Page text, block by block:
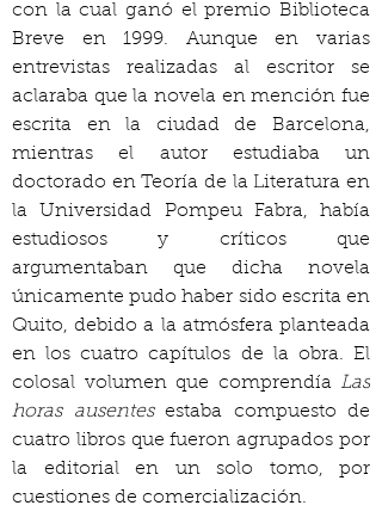
con la cual ganó el premio Biblioteca
Breve en 1999. Aunque en varias
entrevistas realizadas al escritor se
aclaraba que la novela en mención fue
escrita en la ciudad de Barcelona,
mientras el autor estudiaba un
doctorado en Teoría de la Literatura en
la Universidad Pompeu Fabra, había
estudiosos y críticos que
argumentaban que dicha novela
únicamente pudo haber sido escrita en
Quito, debido a la atmósfera planteada
en los cuatro capítulos de la obra. El
colosal volumen que comprendía Las
horas ausentes estaba compuesto de
cuatro libros que fueron agrupados por
la editorial en un solo tomo, por
cuestiones de comercialización.